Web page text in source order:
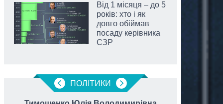
Від 1 місяця – до 5
років: хто і як
довго обіймав
посаду керівника
СЗР
ПОЛIТИКИ